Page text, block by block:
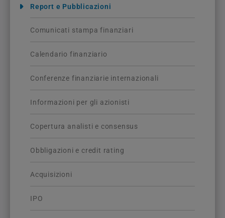
Report e Pubblicazioni
Comunicati stampa finanziari
Calendario finanziario
Conferenze finanziarie internazionali
Informazioni per gli azionisti
Copertura analisti e consensus
Obbligazioni e credit rating
Acquisizioni
IPO